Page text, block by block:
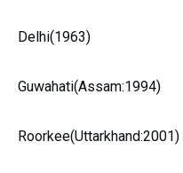
Delhi(1963)
Guwahati(Assam:1994)
Roorkee(Uttarkhand:2001)